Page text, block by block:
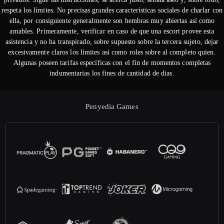
respeta los límites. No precisas grandes características sociales de charlar con
ella, por consiguiente generalmente son hembras muy abiertas así­ como
amables. Primeramente, verificar en caso de que una escort provee esta
asistencia y no ha transpirado, sobre supuesto sobre la tercera sujeto, dejar
excesivamente claros los límites así­ como roles sobre al completo quien.
Algunas poseen tarifas específicas con el fin de momentos completas
indumentarias los fines de cantidad de dias.
Penyedia Games